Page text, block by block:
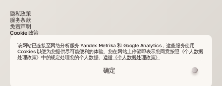
资料。VelesClub Int.
隐私政策
服务条款
免责声明
Cookie 政策
该网站已连接至网络分析服务 Yandex Metrika 和 Google Analytics，这些服务使用
Cookies 以便为您提供尽可能便利的体验。您在网站上停留即表示您同意按照《个人数据
处理政策》中的规定处理您的个人数据。 遵循《个人数据处理政策》
确定